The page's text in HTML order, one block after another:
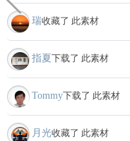
瑞收藏了 此素材
指夏下载了 此素材
Tommy下载了 此素材
月光收藏了 此素材